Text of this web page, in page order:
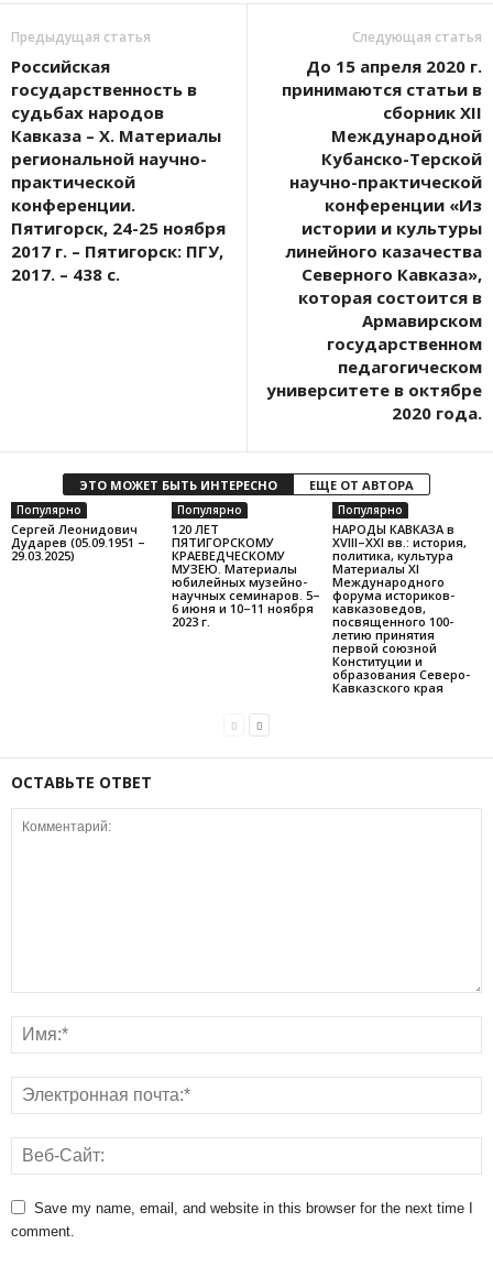
Предыдущая статья
Российская
государственность в
судьбах народов
Кавказа – X. Материалы
региональной научно-
практической
конференции.
Пятигорск, 24-25 ноября
2017 г. – Пятигорск: ПГУ,
2017. – 438 c.
Следующая статья
До 15 апреля 2020 г.
принимаются статьи в
сборник XII
Международной
Кубанско-Терской
научно-практической
конференции «Из
истории и культуры
линейного казачества
Северного Кавказа»,
которая состоится в
Армавирском
государственном
педагогическом
университете в октябре
2020 года.
ЭТО МОЖЕТ БЫТЬ ИНТЕРЕСНО ЕЩЕ ОТ АВТОРА
Популярно
Сергей Леонидович
Дударев (05.09.1951 –
29.03.2025)
Популярно
120 ЛЕТ
ПЯТИГОРСКОМУ
КРАЕВЕДЧЕСКОМУ
МУЗЕЮ. Материалы
юбилейных музейно-
научных семинаров. 5–
6 июня и 10–11 ноября
2023 г.
Популярно
НАРОДЫ КАВКАЗА в
XVIII–XXI вв.: история,
политика, культура
Материалы XI
Международного
форума историков-
кавказоведов,
посвященного 100-
летию принятия
первой союзной
Конституции и
образования Северо-
Кавказского края
ОСТАВЬТЕ ОТВЕТ
Save my name, email, and website in this browser for the next time I
comment.